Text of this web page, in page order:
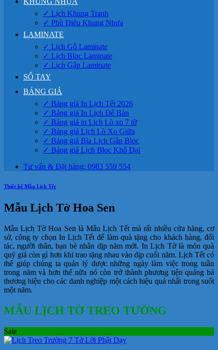
✓ Lịch Khung Tranh
✓ Phù Điêu Khung Nhựa
LAMINATE
✓ Lịch Gỗ Laminate
✓ Lịch Bloc Laminate
✓ Lịch Gập Laminate
SỔ TAY
BẢNG GIÁ
✓ Bảng giá In Lịch Tết 2026
✓ Bảng giá In Lịch Để Bàn
✓ Bảng giá in Lịch Lò xo 7 tờ
✓ Bảng giá Lịch Lò Xo Giữa
✓ Bảng giá Bìa Lịch Gắn Bloc
✓ Bảng giá Lịch Bloc Khổ Đại
Tư vấn & Đặt hàng: 0983 559 554
Thiết kế Mẫu Lịch Tết
Mẫu Lịch Tờ Hoa Sen
Mẫu Lịch Tờ Hoa Sen là Mẫu Lịch Tết mà rất nhiều cửa hàng, cơ
sở, công ty chọn In Lịch Tết để làm quà tặng cho khách hàng, đối
tác, người thân, bạn bè nhân dịp năm mới. In Lịch Tờ là món quà
quý giá còn gì hơn khi trao tặng nhau vào dịp cuối năm. Lịch Tết có
thể giúp chúng ta quản lý được những ngày làm việc trong tuần
trong năm và hơn thế nữa nó còn trở thành phương tiện quảng bá
thương hiệu cho các danh nghiệp một cách hiệu quả nhất trong suốt
một năm.
MẪU LỊCH TỜ TREO TƯỜNG
Sale